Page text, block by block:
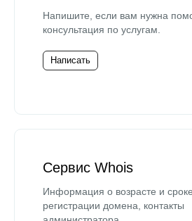
Напишите, если вам нужна
консультация по услугам.
Написать
Сервис Whois
Информация о возрасте и сроке
регистрации домена, контакты